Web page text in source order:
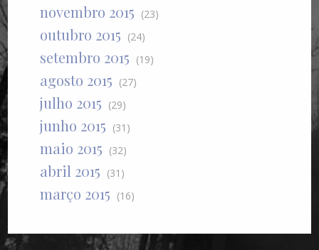
novembro 2015 (23)
outubro 2015 (24)
setembro 2015 (19)
agosto 2015 (27)
julho 2015 (29)
junho 2015 (31)
maio 2015 (32)
abril 2015 (31)
março 2015 (16)